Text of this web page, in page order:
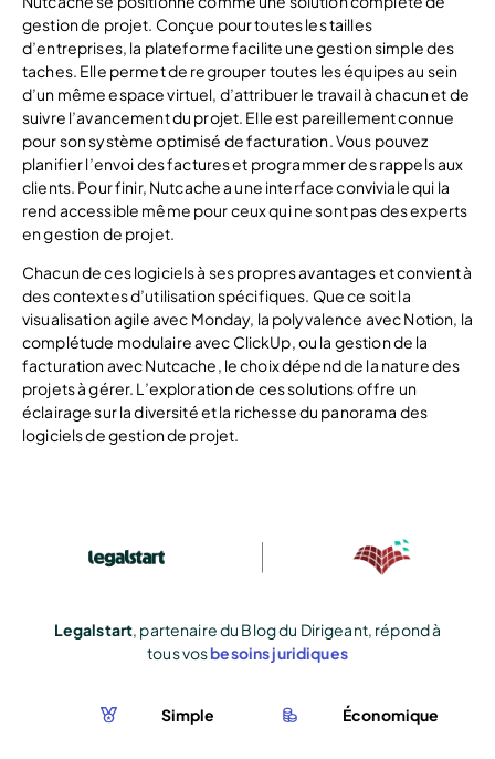
gestion de projet. Conçue pour toutes les tailles
d’entreprises, la plateforme facilite une gestion simple des
taches. Elle permet de regrouper toutes les équipes au sein
d’un même espace virtuel, d’attribuer le travail à chacun et de
suivre l’avancement du projet. Elle est pareillement connue
pour son système optimisé de facturation. Vous pouvez
planifier l’envoi des factures et programmer des rappels aux
clients. Pour finir, Nutcache a une interface conviviale qui la
rend accessible même pour ceux qui ne sont pas des experts
en gestion de projet.
Chacun de ces logiciels à ses propres avantages et convient à
des contextes d’utilisation spécifiques. Que ce soit la
visualisation agile avec Monday, la polyvalence avec Notion, la
complétude modulaire avec ClickUp, ou la gestion de la
facturation avec Nutcache, le choix dépend de la nature des
projets à gérer. L’exploration de ces solutions offre un
éclairage sur la diversité et la richesse du panorama des
logiciels de gestion de projet.
Legalstart, partenaire du Blog du Dirigeant, répond à
tous vosbesoins juridiques
Simple Économique